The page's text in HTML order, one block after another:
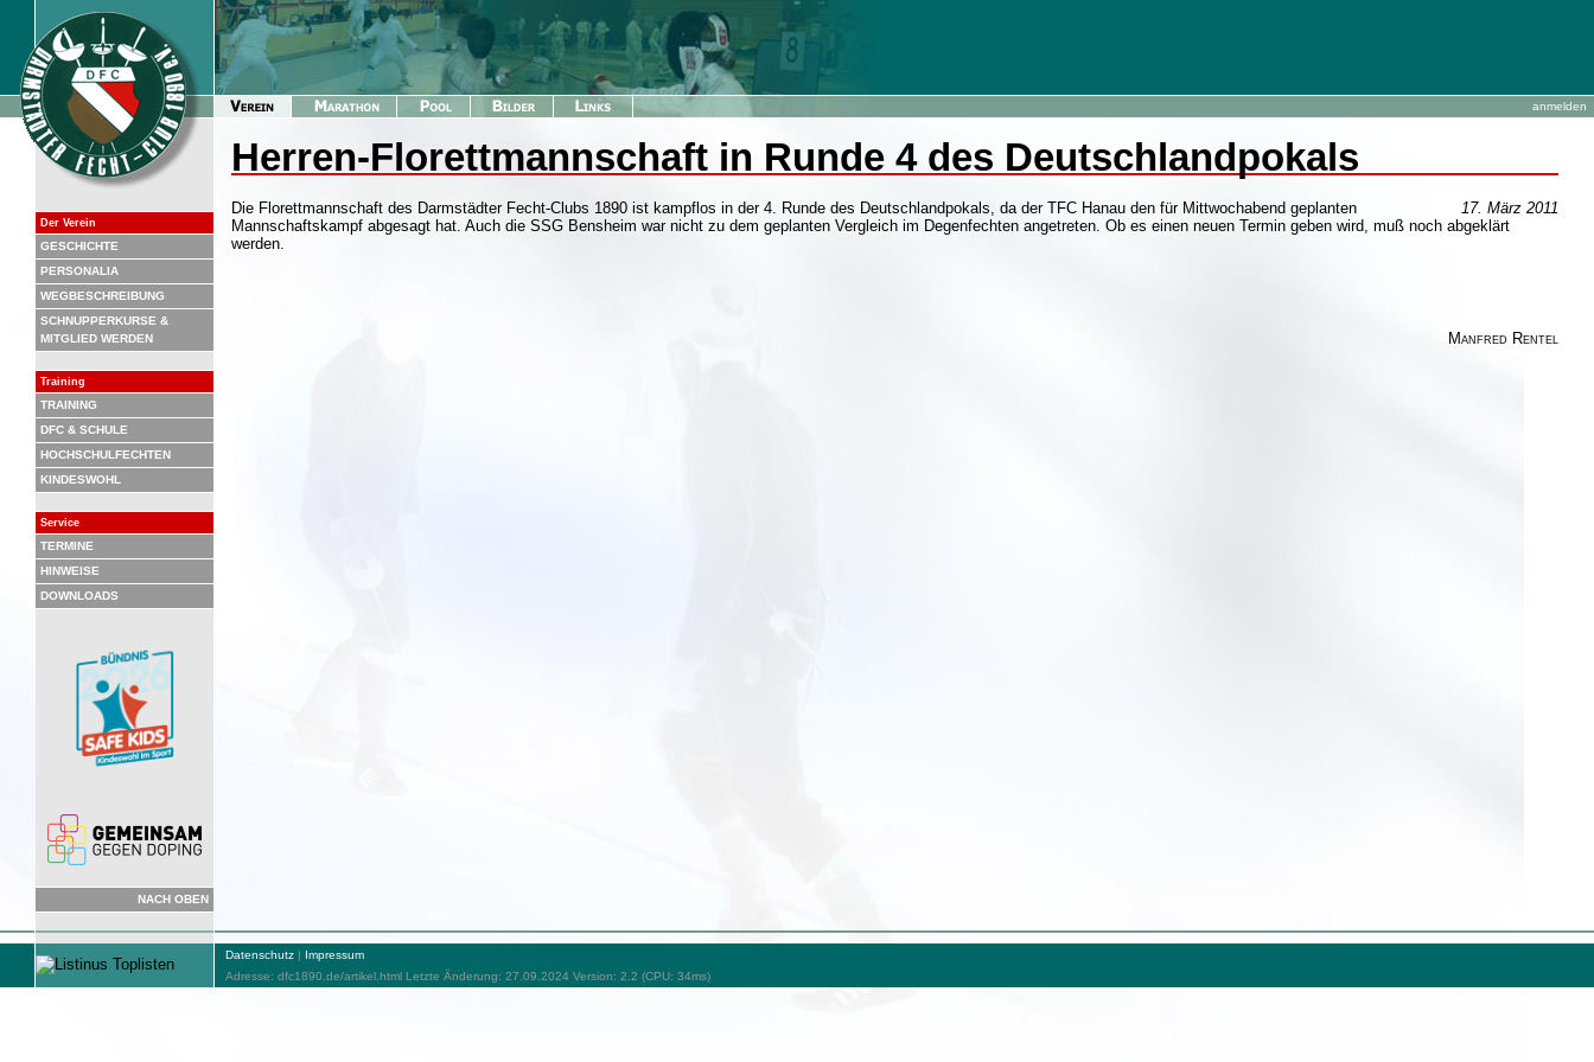
anmelden
Der Verein
GESCHICHTE
PERSONALIA
WEGBESCHREIBUNG
SCHNUPPERKURSE &
MITGLIED WERDEN
Training
TRAINING
DFC & SCHULE
HOCHSCHULFECHTEN
KINDESWOHL
Service
TERMINE
HINWEISE
DOWNLOADS
Herren-Florettmannschaft in Runde 4 des Deutschlandpokals
17. März 2011
Die Florettmannschaft des Darmstädter Fecht-Clubs 1890 ist kampflos in der 4. Runde des Deutschlandpokals, da der TFC Hanau den für Mittwochabend geplanten
Mannschaftskampf abgesagt hat. Auch die SSG Bensheim war nicht zu dem geplanten Vergleich im Degenfechten angetreten. Ob es einen neuen Termin geben wird, muß noch abgeklärt
werden.
Manfred Rentel
NACH OBEN
Datenschutz | Impressum
Adresse: dfc1890.de/artikel.html Letzte Änderung: 27.09.2024 Version: 2.2 (CPU: 34ms)